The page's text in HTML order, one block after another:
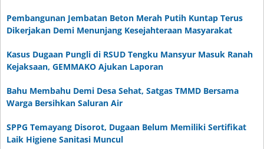
Pembangunan Jembatan Beton Merah Putih Kuntap Terus
Dikerjakan Demi Menunjang Kesejahteraan Masyarakat
Kasus Dugaan Pungli di RSUD Tengku Mansyur Masuk Ranah
Kejaksaan, GEMMAKO Ajukan Laporan
Bahu Membahu Demi Desa Sehat, Satgas TMMD Bersama
Warga Bersihkan Saluran Air
SPPG Temayang Disorot, Dugaan Belum Memiliki Sertifikat
Laik Higiene Sanitasi Muncul